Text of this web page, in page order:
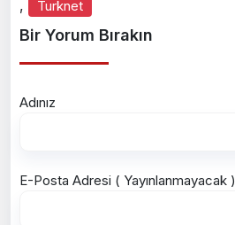
, Turknet
Bir Yorum Bırakın
Adınız
E-Posta Adresi ( Yayınlanmayacak )